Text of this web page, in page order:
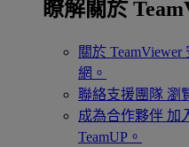
瞭解關於
關於 TeamViewer
網。
聯絡支援團隊 瀏
成為合作夥伴 加
TeamUP。